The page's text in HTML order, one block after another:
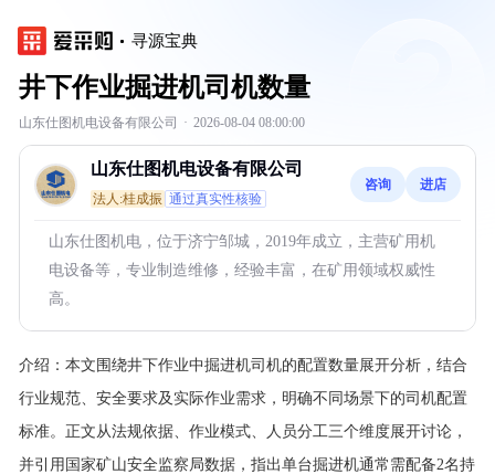
寻源宝典
井下作业掘进机司机数量
山东仕图机电设备有限公司 · 2026-08-04 08:00:00
山东仕图机电设备有限公司
法人:桂成振 通过真实性核验
咨询 进店
山东仕图机电，位于济宁邹城，2019年成立，主营矿用机
电设备等，专业制造维修，经验丰富，在矿用领域权威性
高。
介绍： 本文围绕井下作业中掘进机司机的配置数量展开分析，结合
行业规范、安全要求及实际作业需求，明确不同场景下的司机配置
标准。正文从法规依据、作业模式、人员分工三个维度展开讨论，
并引用国家矿山安全监察局数据，指出单台掘进机通常需配备2名持